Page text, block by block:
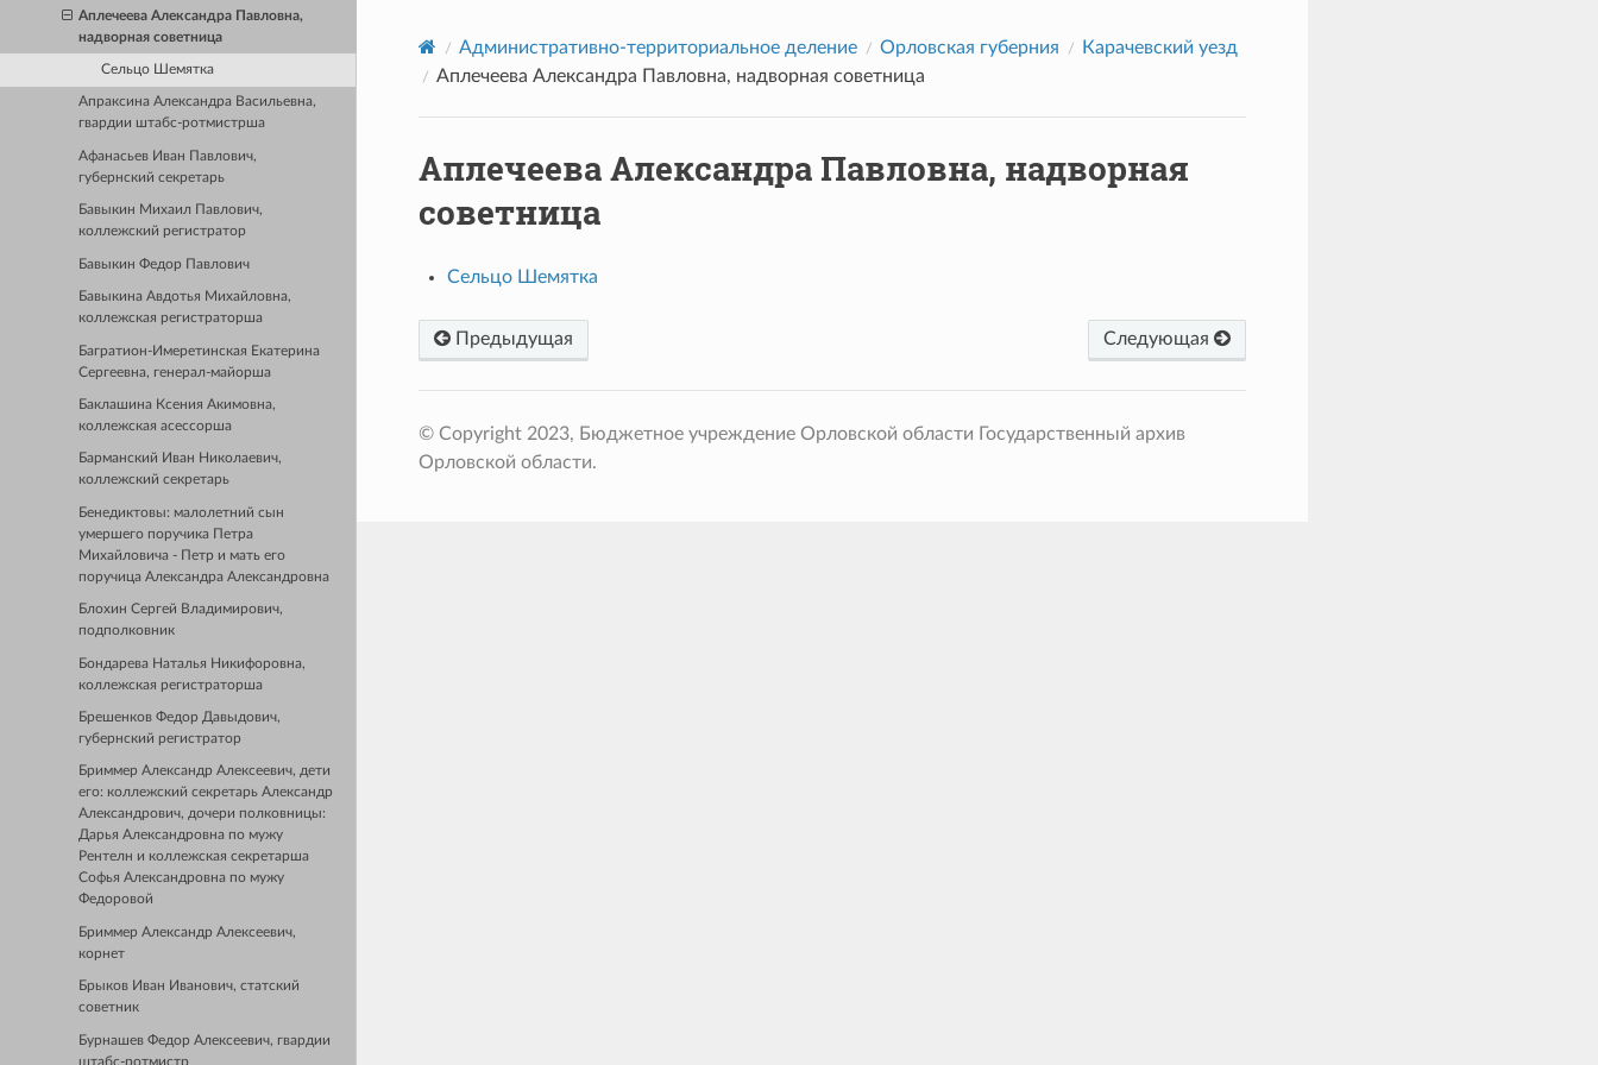
Аплечеева Александра Павловна,
надворная советница
Сельцо Шемятка
Апраксина Александра Васильевна,
гвардии штабс-ротмистрша
Афанасьев Иван Павлович,
губернский секретарь
Бавыкин Михаил Павлович,
коллежский регистратор
Бавыкин Федор Павлович
Бавыкина Авдотья Михайловна,
коллежская регистраторша
Багратион-Имеретинская Екатерина
Сергеевна, генерал-майорша
Баклашина Ксения Акимовна,
коллежская асессорша
Барманский Иван Николаевич,
коллежский секретарь
Бенедиктовы: малолетний сын
умершего поручика Петра
Михайловича - Петр и мать его
поручица Александра Александровна
Блохин Сергей Владимирович,
подполковник
Бондарева Наталья Никифоровна,
коллежская регистраторша
Брешенков Федор Давыдович,
губернский регистратор
Бриммер Александр Алексеевич, дети
его: коллежский секретарь Александр
Александрович, дочери полковницы:
Дарья Александровна по мужу
Рентелн и коллежская секретарша
Софья Александровна по мужу
Федоровой
Бриммер Александр Алексеевич,
корнет
Брыков Иван Иванович, статский
советник
Бурнашев Федор Алексеевич, гвардии
штабс-ротмистр
Административно-территориальное деление Орловская губерния
Карачевский уезд
Аплечеева Александра Павловна, надворная советница
Аплечеева Александра Павловна, надворная
советница
Сельцо Шемятка
Предыдущая Следующая
© Copyright 2023, Бюджетное учреждение Орловской области Государственный архив
Орловской области.